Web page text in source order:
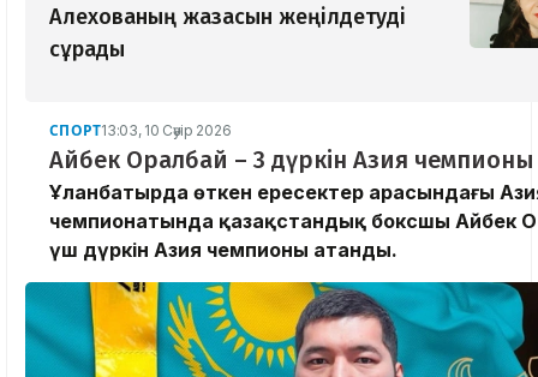
Алехованың жазасын жеңілдетуді
сұрады
СПОРТ13:03, 10 Сәуір 2026
Айбек Оралбай – 3 дүркін Азия чемпионы
Ұланбатырда өткен ересектер арасындағы
чемпионатында қазақстандық боксшы Айбек
үш дүркін Азия чемпионы атанды.